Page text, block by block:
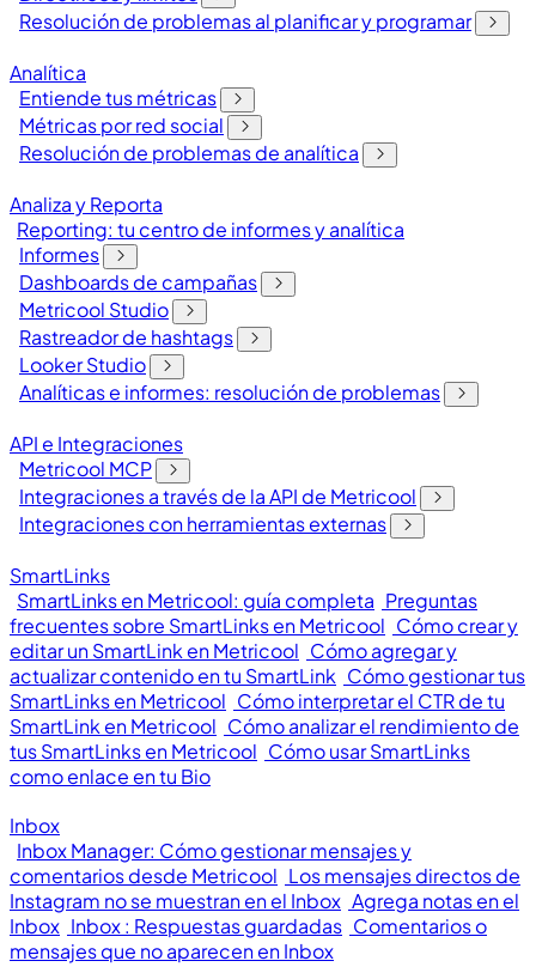
Resolución de problemas al planificar y programar
Analítica
Entiende tus métricas
Métricas por red social
Resolución de problemas de analítica
Analiza y Reporta
Reporting: tu centro de informes y analítica
Informes
Dashboards de campañas
Metricool Studio
Rastreador de hashtags
Looker Studio
Analíticas e informes: resolución de problemas
API e Integraciones
Metricool MCP
Integraciones a través de la API de Metricool
Integraciones con herramientas externas
SmartLinks
SmartLinks en Metricool: guía completa Preguntas
frecuentes sobre SmartLinks en Metricool Cómo crear y
editar un SmartLink en Metricool Cómo agregar y
actualizar contenido en tu SmartLink Cómo gestionar tus
SmartLinks en Metricool Cómo interpretar el CTR de tu
SmartLink en Metricool Cómo analizar el rendimiento de
tus SmartLinks en Metricool Cómo usar SmartLinks
como enlace en tu Bio
Inbox
Inbox Manager: Cómo gestionar mensajes y
comentarios desde Metricool Los mensajes directos de
Instagram no se muestran en el Inbox Agrega notas en el
Inbox Inbox : Respuestas guardadas Comentarios o
mensajes que no aparecen en Inbox